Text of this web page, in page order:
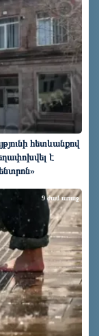
հետևանքով
է
9 ժամ առաջ